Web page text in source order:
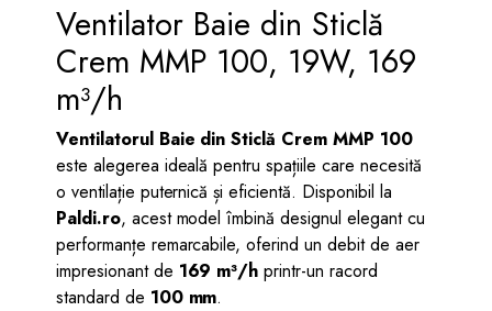
Ventilator Baie din Sticlă
Crem MMP 100, 19W, 169
m³/h
Ventilatorul Baie din Sticlă Crem MMP 100
este alegerea ideală pentru spațiile care necesită
o ventilație puternică și eficientă. Disponibil la
Paldi.ro, acest model îmbină designul elegant cu
performanțe remarcabile, oferind un debit de aer
impresionant de 169 m³/h printr-un racord
standard de 100 mm.